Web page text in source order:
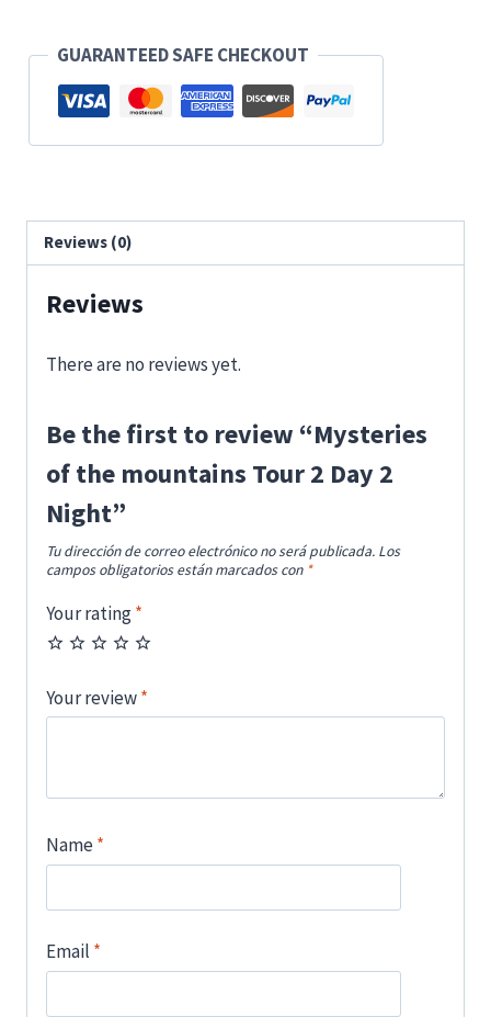
GUARANTEED SAFE CHECKOUT
Reviews (0)
Reviews
There are no reviews yet.
Be the first to review “Mysteries
of the mountains Tour 2 Day 2
Night”
Tu dirección de correo electrónico no será publicada. Los
campos obligatorios están marcados con *
Your rating*
Your review*
Name*
Email *